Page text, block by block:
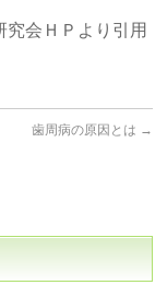
究会ＨＰより引用
歯周病の原因とは →